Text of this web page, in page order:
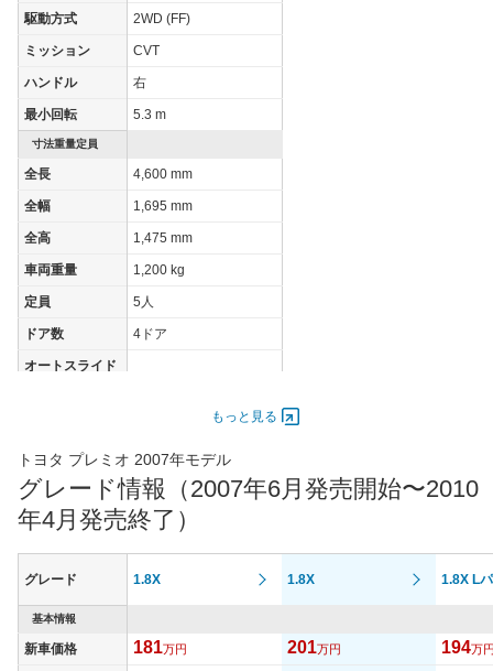
装備オプション
駆動方式 2WD (FF)
ミッション CVT
ハンドル 右
最小回転 5.3 m
寸法重量定員
全長 4,600 mm
全幅 1,695 mm
全高 1,475 mm
車両重量 1,200 kg
定員 5人
ドア数 4ドア
オートスライド
最高トルク 140 [14.3]/ 4,400
過給機 -
(前)
185/70R14 88S
タイヤサイズ
(後)
もっと見る
トヨタ プレミオ 2007年モデル
グレード情報（2007年6月発売開始〜2010
年4月発売終了）
グレード 1.8X 1.8X 1.8X L
基本情報
新車価格 181万円 201万円 194万